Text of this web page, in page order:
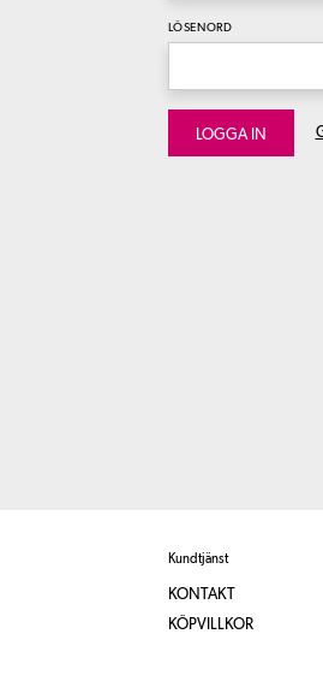
LÖSENORD
LOGGA IN
Kundtjänst
KONTAKT
KÖPVILLKOR